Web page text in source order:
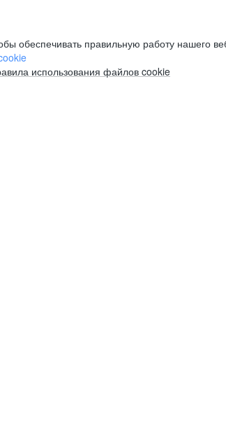
обеспечивать правильную работу нашего
использования файлов cookie